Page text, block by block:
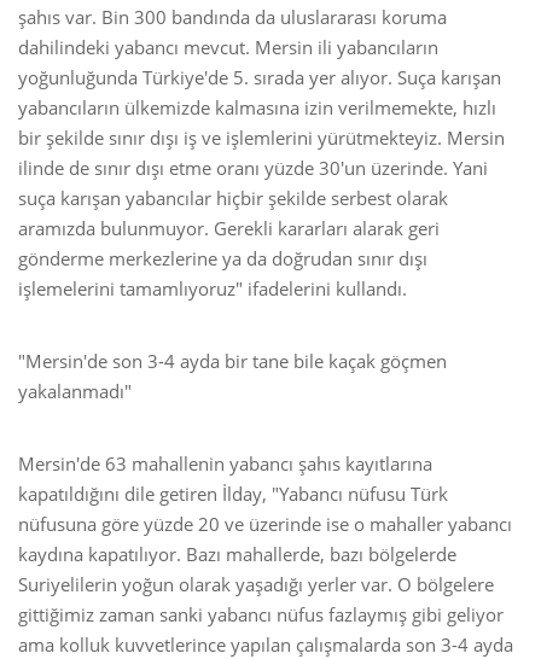
şahıs var. Bin 300 bandında da uluslararası koruma
dahilindeki yabancı mevcut. Mersin ili yabancıların
yoğunluğunda Türkiye'de 5. sırada yer alıyor. Suça karışan
yabancıların ülkemizde kalmasına izin verilmemekte, hızlı
bir şekilde sınır dışı iş ve işlemlerini yürütmekteyiz. Mersin
ilinde de sınır dışı etme oranı yüzde 30'un üzerinde. Yani
suça karışan yabancılar hiçbir şekilde serbest olarak
aramızda bulunmuyor. Gerekli kararları alarak geri
gönderme merkezlerine ya da doğrudan sınır dışı
işlemelerini tamamlıyoruz" ifadelerini kullandı.
"Mersin'de son 3-4 ayda bir tane bile kaçak göçmen
yakalanmadı"
Mersin'de 63 mahallenin yabancı şahıs kayıtlarına
kapatıldığını dile getiren İlday, "Yabancı nüfusu Türk
nüfusuna göre yüzde 20 ve üzerinde ise o mahaller yabancı
kaydına kapatılıyor. Bazı mahallerde, bazı bölgelerde
Suriyelilerin yoğun olarak yaşadığı yerler var. O bölgelere
gittiğimiz zaman sanki yabancı nüfus fazlaymış gibi geliyor
ama kolluk kuvvetlerince yapılan çalışmalarda son 3-4 ayda